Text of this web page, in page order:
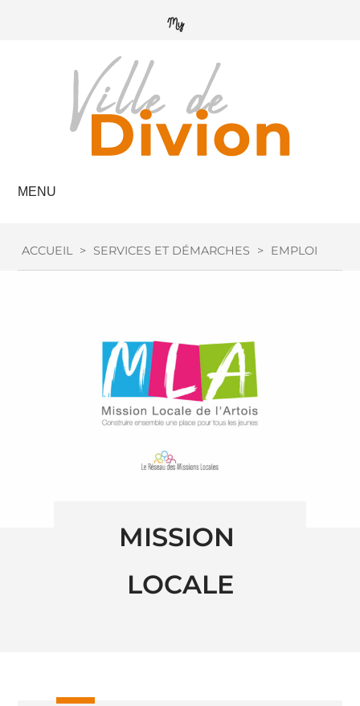
MENU
ACCUEIL > SERVICES ET DÉMARCHES > EMPLOI /
MISSION
LOCALE